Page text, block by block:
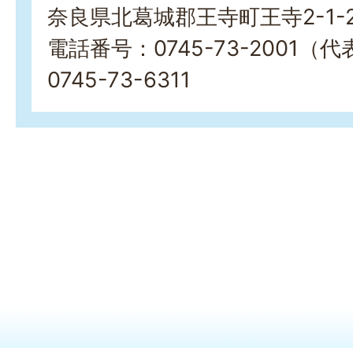
奈良県北葛城郡王寺町王寺2-
電話番号：0745-73-2001（
0745-73-6311